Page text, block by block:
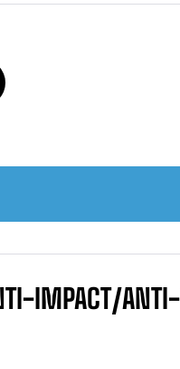
IMPACT/